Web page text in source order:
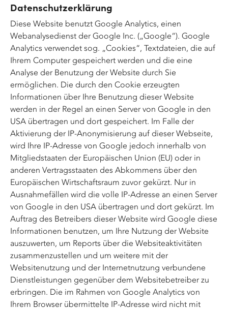
Datenschutzerklärung
Diese Website benutzt Google Analytics, einen
Webanalysedienst der Google Inc. („Google“). Google
Analytics verwendet sog. „Cookies“, Textdateien, die auf
Ihrem Computer gespeichert werden und die eine
Analyse der Benutzung der Website durch Sie
ermöglichen. Die durch den Cookie erzeugten
Informationen über Ihre Benutzung dieser Website
werden in der Regel an einen Server von Google in den
USA übertragen und dort gespeichert. Im Falle der
Aktivierung der IP-Anonymisierung auf dieser Webseite,
wird Ihre IP-Adresse von Google jedoch innerhalb von
Mitgliedstaaten der Europäischen Union (EU) oder in
anderen Vertragsstaaten des Abkommens über den
Europäischen Wirtschaftsraum zuvor gekürzt. Nur in
Ausnahmefällen wird die volle IP-Adresse an einen Server
von Google in den USA übertragen und dort gekürzt. Im
Auftrag des Betreibers dieser Website wird Google diese
Informationen benutzen, um Ihre Nutzung der Website
auszuwerten, um Reports über die Websiteaktivitäten
zusammenzustellen und um weitere mit der
Websitenutzung und der Internetnutzung verbundene
Dienstleistungen gegenüber dem Websitebetreiber zu
erbringen. Die im Rahmen von Google Analytics von
Ihrem Browser übermittelte IP-Adresse wird nicht mit